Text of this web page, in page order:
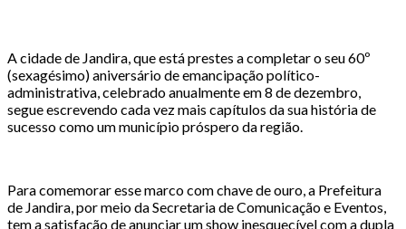
A cidade de Jandira, que está prestes a completar o seu 60º
(sexagésimo) aniversário de emancipação político-
administrativa, celebrado anualmente em 8 de dezembro,
segue escrevendo cada vez mais capítulos da sua história de
sucesso como um município próspero da região.
Para comemorar esse marco com chave de ouro, a Prefeitura
de Jandira, por meio da Secretaria de Comunicação e Eventos,
tem a satisfação de anunciar um show inesquecível com a dupla